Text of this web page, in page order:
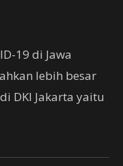
19 di Jawa
lebih besar
DKI Jakarta yaitu